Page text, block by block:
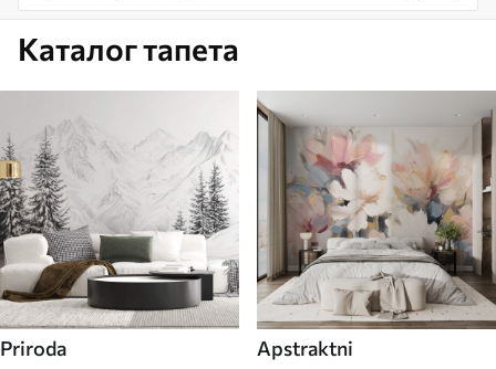
Каталог тапета
Priroda Apstraktni